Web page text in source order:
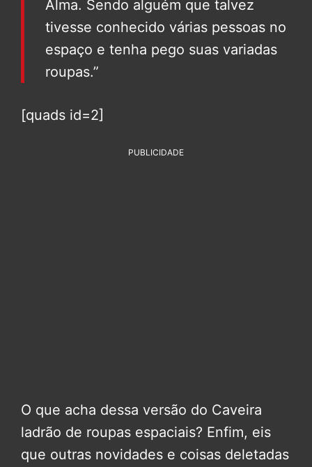
Alma. Sendo alguém que talvez
tivesse conhecido várias pessoas no
espaço e tenha pego suas variadas
roupas.”
[quads id=2]
PUBLICIDADE
O que acha dessa versão do Caveira
ladrão de roupas espaciais? Enfim, eis
que outras novidades e coisas deletadas